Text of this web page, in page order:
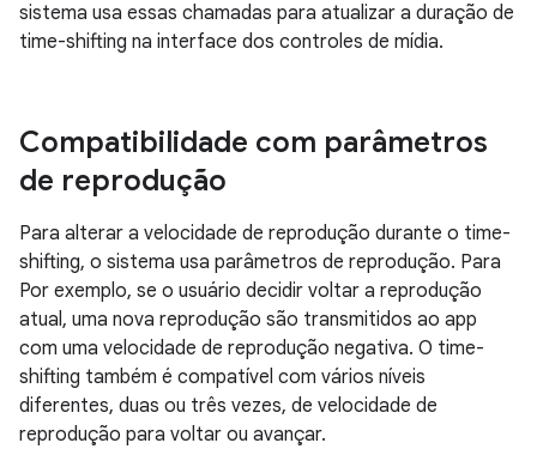
sistema usa essas chamadas para atualizar a duração de
time-shifting na interface dos controles de mídia.
Compatibilidade com parâmetros
de reprodução
Para alterar a velocidade de reprodução durante o time-
shifting, o sistema usa parâmetros de reprodução. Para
Por exemplo, se o usuário decidir voltar a reprodução
atual, uma nova reprodução são transmitidos ao app
com uma velocidade de reprodução negativa. O time-
shifting também é compatível com vários níveis
diferentes, duas ou três vezes, de velocidade de
reprodução para voltar ou avançar.